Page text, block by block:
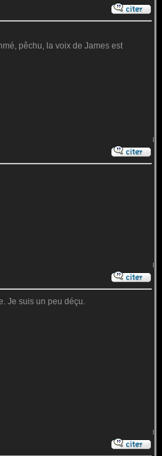
pêchu, la voix de James est
Je suis un peu déçu.